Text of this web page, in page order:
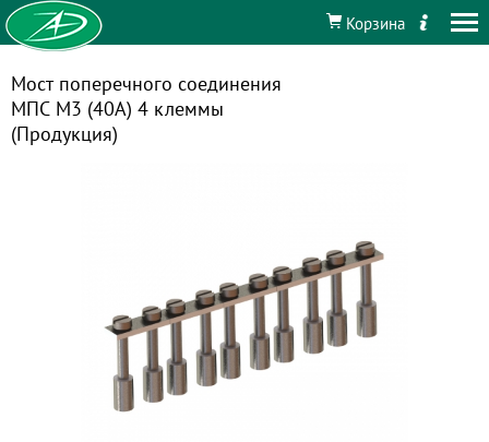
Корзина
Мост поперечного соединения
МПС М3 (40А) 4 клеммы
(Продукция)